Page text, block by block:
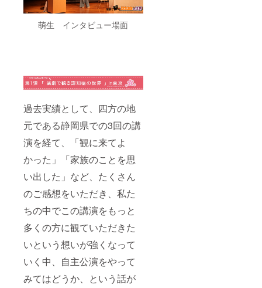
萌生 インタビュー場面
過去実績として、四方の地
元である静岡県での3回の講
演を経て、「観に来てよ
かった」「家族のことを思
い出した」など、たくさん
のご感想をいただき、私た
ちの中でこの講演をもっと
多くの方に観ていただきた
いという想いが強くなって
いく中、自主公演をやって
みてはどうか、という話が